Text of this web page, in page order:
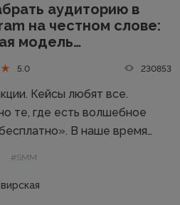
аудиторию в
на честном слове:
модель
5.0 230853
Кейсы любят все.
те, где есть волшебное
В наше время
Инстаграм все-таки чего-то
#SMM